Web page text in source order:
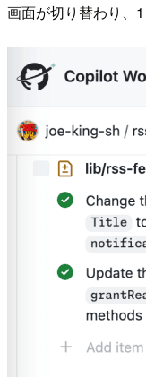
画面が切り替わり、